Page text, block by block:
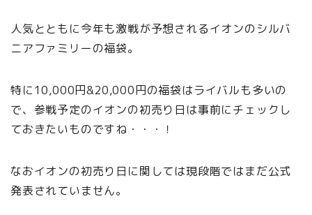
人気とともに今年も激戦が予想されるイオンのシルバ
ニアファミリーの福袋。
特に10,000円&20,000円の福袋はライバルも多いの
で、参戦予定のイオンの初売り日は事前にチェックし
ておきたいものですね・・・！
なおイオンの初売り日に関しては現段階ではまだ公式
発表されていません。